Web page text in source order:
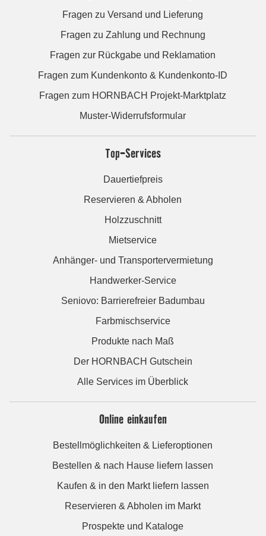
Fragen zu Versand und Lieferung
Fragen zu Zahlung und Rechnung
Fragen zur Rückgabe und Reklamation
Fragen zum Kundenkonto & Kundenkonto-ID
Fragen zum HORNBACH Projekt-Marktplatz
Muster-Widerrufsformular
Top-Services
Dauertiefpreis
Reservieren & Abholen
Holzzuschnitt
Mietservice
Anhänger- und Transportervermietung
Handwerker-Service
Seniovo: Barrierefreier Badumbau
Farbmischservice
Produkte nach Maß
Der HORNBACH Gutschein
Alle Services im Überblick
Online einkaufen
Bestellmöglichkeiten & Lieferoptionen
Bestellen & nach Hause liefern lassen
Kaufen & in den Markt liefern lassen
Reservieren & Abholen im Markt
Prospekte und Kataloge